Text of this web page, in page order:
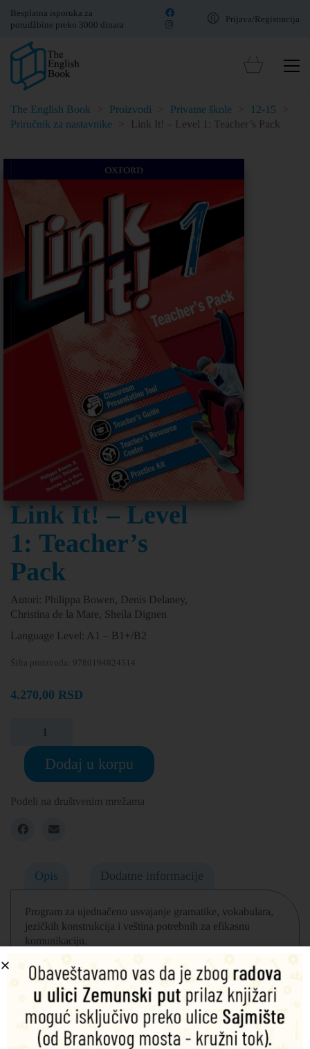
Besplatna isporuka za
porudžbine preko 3000 dinara
Prijava/Registracija
The English Book Proizvodi Privatne škole 12-15
Priručnik za nastavnike
Link It! – Level 1: Teacher’s Pack
Link It! – Level
1: Teacher’s
Pack
Autori: Philippa Bowen, Denis Delaney,
Christina de la Mare, Sheila Dignen
Language Level: A1 – B1+/B2
Šifra proizvoda: 9780194824514
4.270,00 RSD
Dodaj u korpu
Podeli na društvenim mrežama
Opis Dodatne informacije
Program za ujednačeno usvajanje gramatike, vokabulara,
jezičkih konstrukcija i veština potrebnih za efikasnu
komunikaciju.
‘Let’s Talk About…’
lekcije namenjene su za postizanje
komunikacijskih kompetencija sa ciljem razvijanja
samopouzdanja učenika
Veoma sadržajan i raznovrstan paket za vežbanje i
utvrđivanje priprema učenike za uspešnu komunikaciju
ali i uspeh na ispitima.